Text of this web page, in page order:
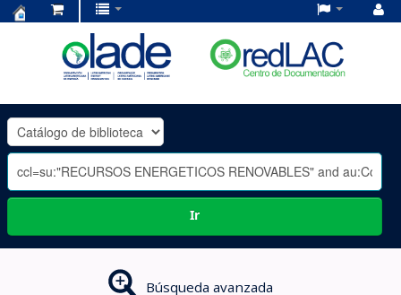
OLADE
-
Ir
Búsqueda avanzada